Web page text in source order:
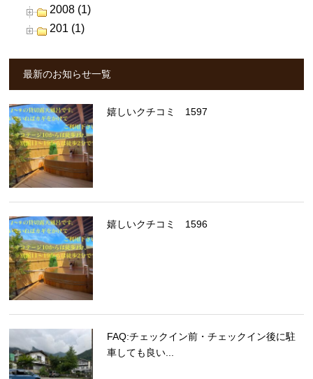
2008 (1)
201 (1)
最新のお知らせ一覧
嬉しいクチコミ 1597
嬉しいクチコミ 1596
FAQ:チェックイン前・チェックイン後に駐
車しても良い...